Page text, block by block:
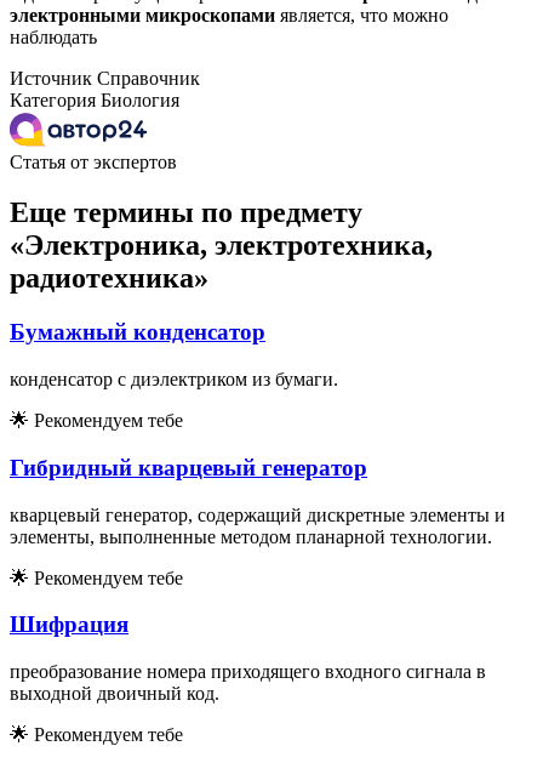
электронными микроскопами является, что можно
наблюдать
Источник Справочник
Категория Биология
Статья от экспертов
Еще термины по предмету
«Электроника, электротехника,
радиотехника»
Бумажный конденсатор
конденсатор с диэлектриком из бумаги.
🌟 Рекомендуем тебе
Гибридный кварцевый генератор
кварцевый генератор, содержащий дискретные элементы и
элементы, выполненные методом планарной технологии.
🌟 Рекомендуем тебе
Шифрация
преобразование номера приходящего входного сигнала в
выходной двоичный код.
🌟 Рекомендуем тебе